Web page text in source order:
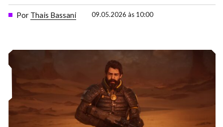
Por Thais Bassani 09.05.2026 às 10:00